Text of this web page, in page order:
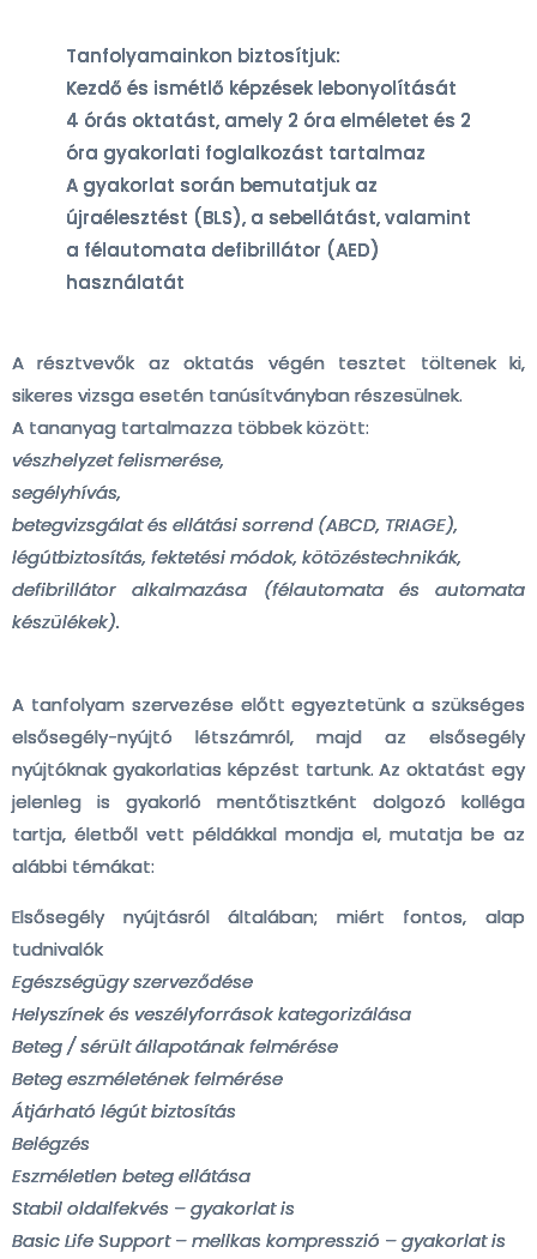
Tanfolyamainkon biztosítjuk:
Kezdő és ismétlő képzések lebonyolítását
4 órás oktatást, amely 2 óra elméletet és 2
óra gyakorlati foglalkozást tartalmaz
A gyakorlat során bemutatjuk az
újraélesztést (BLS), a sebellátást, valamint
a félautomata defibrillátor (AED)
használatát
A résztvevők az oktatás végén tesztet töltenek ki,
sikeres vizsga esetén tanúsítványban részesülnek.
A tananyag tartalmazza többek között:
vészhelyzet felismerése,
segélyhívás,
betegvizsgálat és ellátási sorrend (ABCD, TRIAGE),
légútbiztosítás, fektetési módok, kötözéstechnikák,
defibrillátor alkalmazása (félautomata és automata
készülékek).
A tanfolyam szervezése előtt egyeztetünk a szükséges
elsősegély-nyújtó létszámról, majd az elsősegély
nyújtóknak gyakorlatias képzést tartunk. Az oktatást egy
jelenleg is gyakorló mentőtisztként dolgozó kolléga
tartja, életből vett példákkal mondja el, mutatja be az
alábbi témákat:
Elsősegély nyújtásról általában; miért fontos, alap
tudnivalók
Egészségügy szerveződése
Helyszínek és veszélyforrások kategorizálása
Beteg / sérült állapotának felmérése
Beteg eszméletének felmérése
Átjárható légút biztosítás
Belégzés
Eszméletlen beteg ellátása
Stabil oldalfekvés – gyakorlat is
Basic Life Support – mellkas kompresszió – gyakorlat is